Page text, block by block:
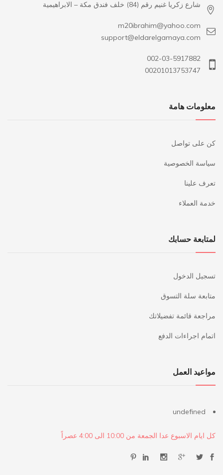
شارع زكريا غنيم رقم (84) خلف فندق مكة – الابراهيمية
m20ibrahim@yahoo.com
support@eldarelgamaya.com
002-03-5917882
00201013753747
معلومات هامة
كن على تواصل
سياسة الخصوصية
تعرف علينا
خدمة العملاء
لمتابعة حسابك
تسجيل الدخول
متابعة سلة التسوق
مراجعة قائمة تفضيلاتك
اتمام اجراءات الدفع
مواعيد العمل
undefined
كل ايام الاسبوع عدا الجمعة من 10:00 الى 4:00 عصراً